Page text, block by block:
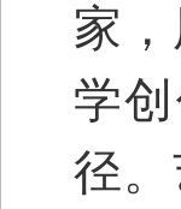
家
学
径